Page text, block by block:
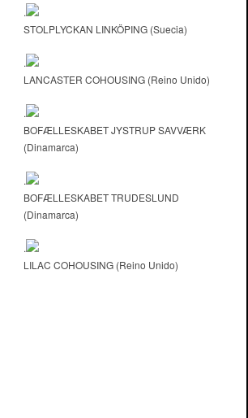
.
STOLPLYCKAN LINKÖPING (Suecia)
.
LANCASTER COHOUSING (Reino Unido)
.
BOFÆLLESKABET JYSTRUP SAVVÆRK
(Dinamarca)
.
BOFÆLLESKABET TRUDESLUND
(Dinamarca)
.
LILAC COHOUSING (Reino Unido)